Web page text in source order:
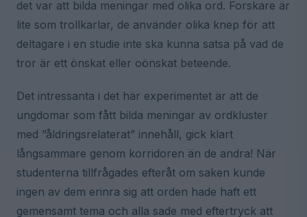
det var att bilda meningar med olika ord. Forskare är
lite som trollkarlar, de använder olika knep för att
deltagare i en studie inte ska kunna satsa på vad de
tror är ett önskat eller oönskat beteende.
Det intressanta i det här experimentet är att de
ungdomar som fått bilda meningar av ordkluster
med ”åldringsrelaterat” innehåll, gick klart
långsammare genom korridoren än de andra! När
studenterna tillfrågades efteråt om saken kunde
ingen av dem erinra sig att orden hade haft ett
gemensamt tema och alla sade med eftertryck att